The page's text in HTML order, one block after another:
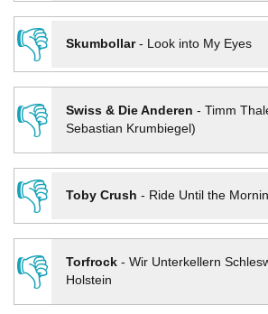
👎
Skumbollar- Look into My Eyes
👎
Swiss & Die Anderen - Timm
Sebastian Krumbiegel)
👎
Toby Crush - Ride Until the
👎
Torfrock- Wir Unterkellern
Holstein